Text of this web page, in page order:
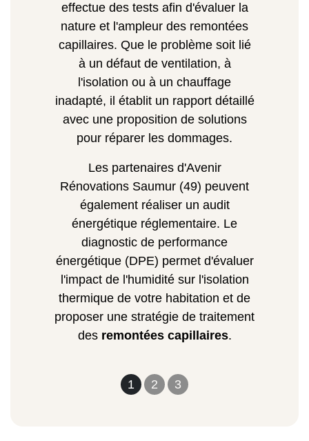
1 2 3
effectue des tests afin d'évaluer la
nature et l'ampleur des remontées
capillaires. Que le problème soit lié
à un défaut de ventilation, à
l'isolation ou à un chauffage
inadapté, il établit un rapport détaillé
avec une proposition de solutions
pour réparer les dommages.
Les partenaires d'Avenir
Rénovations Saumur (49) peuvent
également réaliser un audit
énergétique réglementaire. Le
diagnostic de performance
énergétique (DPE) permet d'évaluer
l'impact de l'humidité sur l'isolation
thermique de votre habitation et de
proposer une stratégie de traitement
des remontées capillaires.